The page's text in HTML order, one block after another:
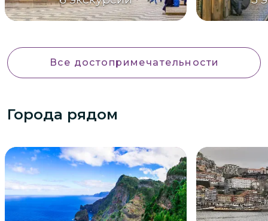
Все достопримечательности
Города рядом